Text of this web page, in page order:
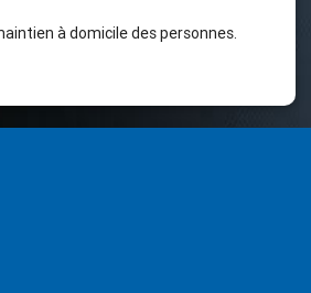
à domicile des personnes.